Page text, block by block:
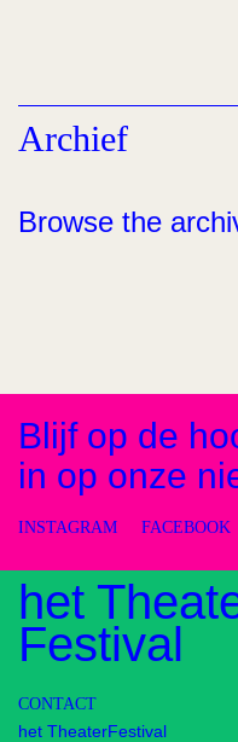
Archief
Browse the
Blijf op de
in op onze
INSTAGRAM FACEBOOK
het
Festival
CONTACT
het TheaterFestival